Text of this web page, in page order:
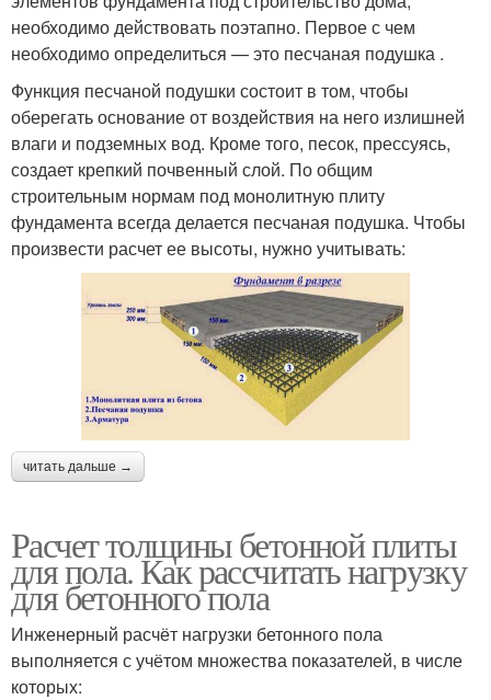
необходимо действовать поэтапно. Первое с чем
необходимо определиться — это песчаная подушка .
Функция песчаной подушки состоит в том, чтобы
оберегать основание от воздействия на него излишней
влаги и подземных вод. Кроме того, песок, прессуясь,
создает крепкий почвенный слой. По общим
строительным нормам под монолитную плиту
фундамента всегда делается песчаная подушка. Чтобы
произвести расчет ее высоты, нужно учитывать:
читать дальше →
Расчет толщины бетонной плиты
для пола. Как рассчитать нагрузку
для бетонного пола
Инженерный расчёт нагрузки бетонного пола
выполняется с учётом множества показателей, в числе
которых: